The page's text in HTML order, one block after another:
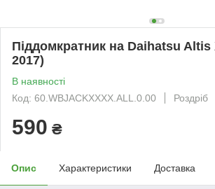
Піддомкратник на Daihatsu Altis
2017)
В наявності
Код: 60.WBJACKXXXX.ALL.0.00
Роздріб
590 ₴
Опис Характеристики Доставка